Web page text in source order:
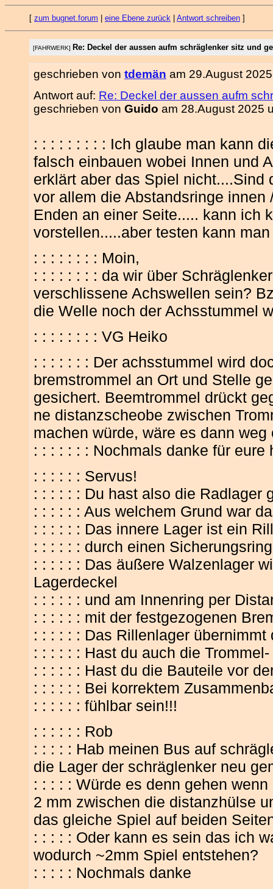
[ zum bugnet.forum eine Ebene zurück Antwort schreiben ]
[FAHRWERK] Re: Deckel der aussen aufm schräglenker sitz und
geschrieben von tdemän am 29.August
Antwort auf: Re: Deckel der aussen aufm
geschrieben von Guido am 28.August 2025
: : : : : : : : : Ich glaube man kann
falsch einbauen wobei Innen und
erklärt aber das Spiel
vor allem die Abstandsringe
Enden an einer Seite..... kann ich
vorstellen.....aber testen kann
: : : : : : : : Moin,
: : : : : : : : da wir über
verschlissene Achswellen sein?
die Welle noch der Achsstummel
: : : : : : : : VG Heiko
: : : : : : : Der achsstummel wird
bremstrommel an Ort und Stelle
gesichert. Beemtrommel drückt
ne distanzscheobe zwischen
machen würde, wäre es dann
: : : : : : : Nochmals danke für eure
: : : : : : Servus!
: : : : : : Du hast also die Radlager
: : : : : : Aus welchem Grund war
: : : : : : Das innere Lager ist ein
: : : : : : durch einen
: : : : : : Das äußere Walzenlager
Lagerdeckel
: : : : : : und am Innenring per
: : : : : : mit der festgezogenen
: : : : : : Das Rillenlager übernimmt
: : : : : : Hast du auch die
: : : : : : Hast du die Bauteile vor
: : : : : : Bei korrektem
: : : : : : fühlbar sein!!!
: : : : : : Rob
: : : : : Hab meinen Bus auf
die Lager der schräglenker neu
: : : : : Würde es denn gehen
2 mm zwischen die distanzhülse
das gleiche Spiel auf beiden
: : : : : Oder kann es sein das ich
wodurch ~2mm Spiel entstehen?
: : : : : Nochmals danke